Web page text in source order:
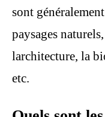
sont
paysages
larchitecture, la
etc.